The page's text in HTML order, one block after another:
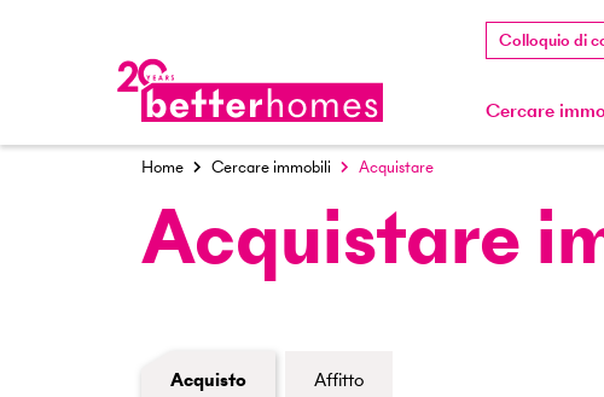
Colloquio di
Cercare
Home Cercare immobili Acquistare
Acquistare
Modulo di ricerca immobiliare
Acquisto
Affitto